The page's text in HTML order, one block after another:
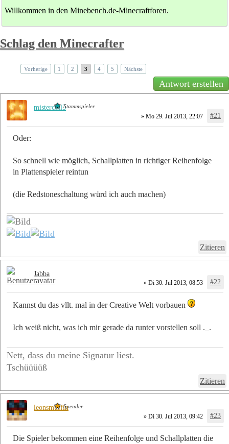
Willkommen in den Minebench.de-Minecraftforen.
Schlag den Minecrafter
Vorherige 1 2 3 4 5 Nächste
Antwort erstellen
» Mo 29. Jul 2013, 22:07 #21
Oder:
So schnell wie möglich, Schallplatten in richtiger Reihenfolge
in Plattenspieler reintun
(die Redstoneschaltung würd ich auch machen)
Zitieren
mistercoll5Stammspieler
» Di 30. Jul 2013, 08:53 #22
Kannst du das vllt. mal in der Creative Welt vorbauen
Ich weiß nicht, was ich mir gerade da runter vorstellen soll ._.
Nett, dass du meine Signatur liest.
Tschüüüüß
Zitieren
Jabba
» Di 30. Jul 2013, 09:42 #23
Die Spieler bekommen eine Reihenfolge und Schallplatten die
leonsmuffinSpender